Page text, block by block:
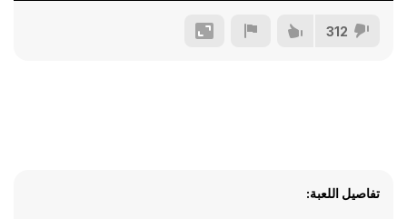
312
تفاصيل اللعبة: